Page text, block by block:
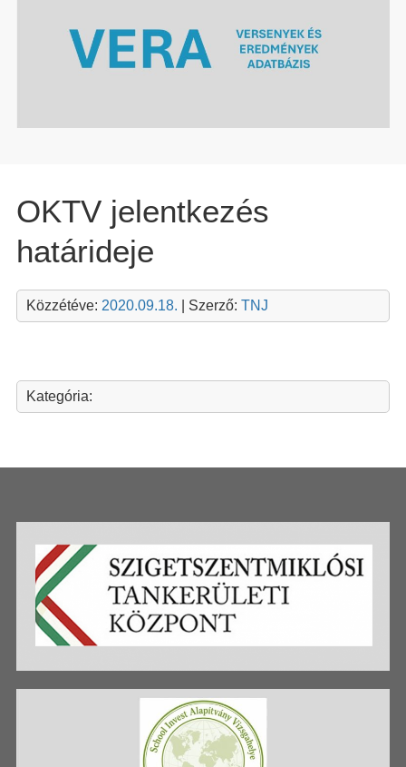
OKTV jelentkezés
határideje
Közzétéve: 2020.09.18. | Szerző: TNJ
Kategória: